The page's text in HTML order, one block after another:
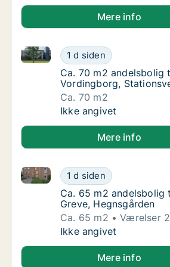
Mere info
Ca. 70 m2
1 d siden
Ca. 70 m2 andelsbolig til salg i
Ca. 70 m2
Ca. 70 m2 andelsbolig
Vordingborg,
Ca. 70 m2
Ca. 70 m2
Ikke angivet
Mere info
Ca. 65 m2 andelsbolig
1 d siden
Ca. 65 m2 andelsbolig til salg i
Ca. 65 m2 andelsbolig
Ca. 65 m2 andelsbolig
Greve, Hegnsgården
Ca. 65 m2
Værelser 2
Ca. 65 m2 andelsbolig
Ikke angivet
Mere info